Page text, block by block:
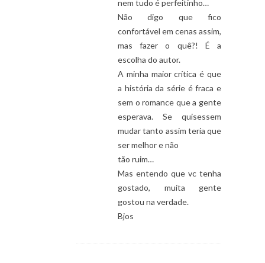
nem tudo é perfeitinho…
Não digo que fico
confortável em cenas assim,
mas fazer o quê?! É a
escolha do autor.
A minha maior crítica é que
a história da série é fraca e
sem o romance que a gente
esperava. Se quisessem
mudar tanto assim teria que
ser melhor e não
tão ruim…
Mas entendo que vc tenha
gostado, muita gente
gostou na verdade.
Bjos